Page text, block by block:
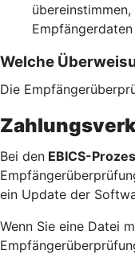
Welche
Die
Bei den EBICS-
ein Update der
Wenn Sie eine Datei